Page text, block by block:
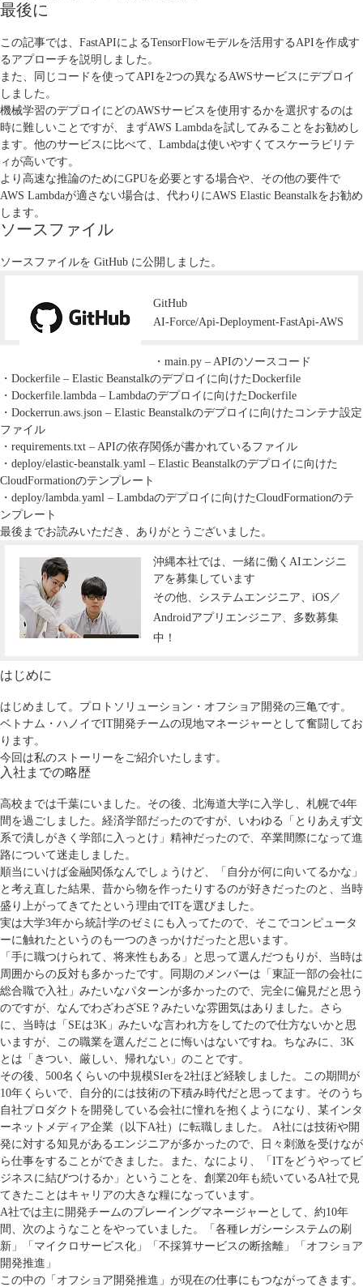
最後に
この記事では、FastAPIによるTensorFlowモデルを活用するAPIを作成す
るアプローチを説明しました。
また、同じコードを使ってAPIを2つの異なるAWSサービスにデプロイ
しました。
機械学習のデプロイにどのAWSサービスを使用するかを選択するのは
時に難しいことですが、まずAWS Lambdaを試してみることをお勧めし
ます。他のサービスに比べて、Lambdaは使いやすくてスケーラビリテ
ィが高いです。
より高速な推論のためにGPUを必要とする場合や、その他の要件で
AWS Lambdaが適さない場合は、代わりにAWS Elastic Beanstalkをお勧め
します。
ソースファイル
ソースファイルを GitHub に公開しました。
GitHub
AI-Force/Api-Deployment-FastApi-AWS
・main.py – APIのソースコード
・Dockerfile – Elastic Beanstalkのデプロイに向けたDockerfile
・Dockerfile.lambda – Lambdaのデプロイに向けたDockerfile
・Dockerrun.aws.json – Elastic Beanstalkのデプロイに向けたコンテナ設定
ファイル
・requirements.txt – APIの依存関係が書かれているファイル
・deploy/elastic-beanstalk.yaml – Elastic Beanstalkのデプロイに向けた
CloudFormationのテンプレート
・deploy/lambda.yaml – Lambdaのデプロイに向けたCloudFormationのテ
ンプレート
最後までお読みいただき、ありがとうございました。
沖縄本社では、一緒に働くAIエンジニ
アを募集しています
その他、システムエンジニア、iOS／
Androidアプリエンジニア、多数募集
中！
はじめに
はじめまして。プロトソリューション・オフショア開発の三亀です。
ベトナム・ハノイでIT開発チームの現地マネージャーとして奮闘してお
ります。
今回は私のストーリーをご紹介いたします。
入社までの略歴
高校までは千葉にいました。その後、北海道大学に入学し、札幌で4年
間を過ごしました。経済学部だったのですが、いわゆる「とりあえず文
系で潰しがきく学部に入っとけ」精神だったので、卒業間際になって進
路について迷走しました。
順当にいけば金融関係なんでしょうけど、「自分が何に向いてるかな」
と考え直した結果、昔から物を作ったりするのが好きだったのと、当時
盛り上がってきてたという理由でITを選びました。
実は大学3年から統計学のゼミにも入ってたので、そこでコンピュータ
ーに触れたというのも一つのきっかけだったと思います。
「手に職つけられて、将来性もある」と思って選んだつもりが、当時は
周囲からの反対も多かったです。同期のメンバーは「東証一部の会社に
総合職で入社」みたいなパターンが多かったので、完全に偏見だと思う
のですが、なんでわざわざSE？みたいな雰囲気はありました。さら
に、当時は「SEは3K」みたいな言われ方をしてたので仕方ないかと思
いますが、この職業を選んだことに悔いはないですね。ちなみに、3K
とは「きつい、厳しい、帰れない」のことです。
その後、500名くらいの中規模SIerを2社ほど経験しました。この期間が
10年くらいで、自分的には技術の下積み時代だと思ってます。そのうち
自社プロダクトを開発している会社に憧れを抱くようになり、某インタ
ーネットメディア企業（以下A社）に転職しました。 A社には技術や開
発に対する知見があるエンジニアが多かったので、日々刺激を受けなが
ら仕事をすることができました。また、なにより、「ITをどうやってビ
ジネスに結びつけるか」ということを、創業20年も続いているA社で見
てきたことはキャリアの大きな糧になっています。
A社では主に開発チームのプレーイングマネージャーとして、約10年
間、次のようなことをやっていました。「各種レガシーシステムの刷
新」「マイクロサービス化」「不採算サービスの断捨離」「オフショア
開発推進」
この中の「オフショア開発推進」が現在の仕事にもつながってきます。